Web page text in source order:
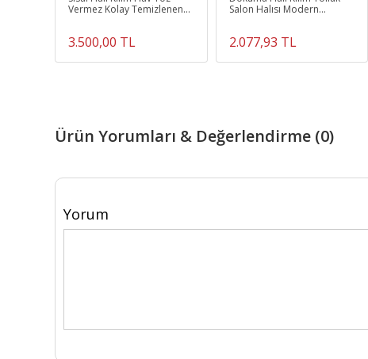
Vermez Kolay Temizlenen
3.500,00 TL
Salon Halısı Modern
2.077,93 TL
Ürün Yorumları & Değerlendirme (0)
Yorum